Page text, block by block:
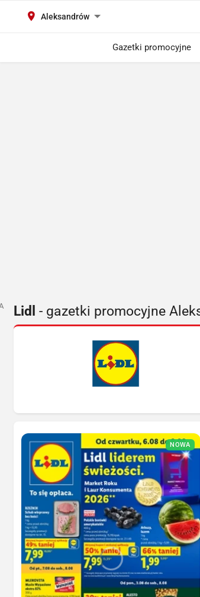
Aleksandrów
Gazetki promocyjne
Lidl - gazetki promocyjne
NOWA